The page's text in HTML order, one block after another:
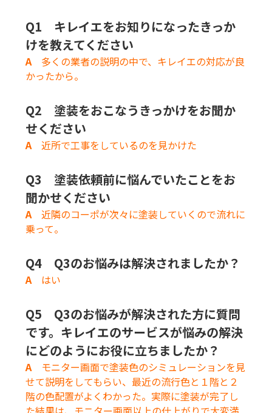
Q1 キレイエをお知りになったきっか
けを教えてください
A 多くの業者の説明の中で、キレイエの対応が良
かったから。
Q2 塗装をおこなうきっかけをお聞か
せください
A 近所で工事をしているのを見かけた
Q3 塗装依頼前に悩んでいたことをお
聞かせください
A 近隣のコーポが次々に塗装していくので流れに
乗って。
Q4 Q3のお悩みは解決されましたか？
A はい
Q5 Q3のお悩みが解決された方に質問
です。キレイエのサービスが悩みの解決
にどのようにお役に立ちましたか？
A モニター画面で塗装色のシミュレーションを見
せて説明をしてもらい、最近の流行色と１階と２
階の色配置がよくわかった。実際に塗装が完了し